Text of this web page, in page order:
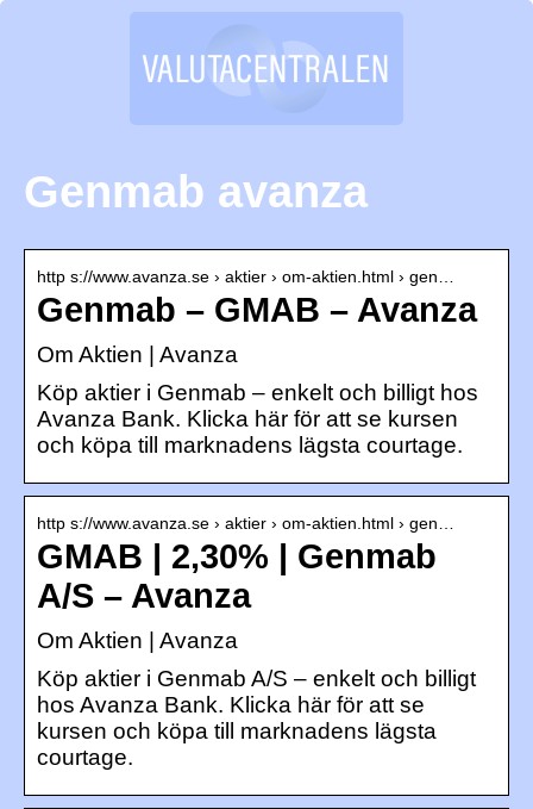
Genmab avanza
http s://www.avanza.se › aktier › om-aktien.html › gen…
Genmab – GMAB – Avanza
Om Aktien | Avanza
Köp aktier i Genmab – enkelt och billigt hos
Avanza Bank. Klicka här för att se kursen
och köpa till marknadens lägsta courtage.
http s://www.avanza.se › aktier › om-aktien.html › gen…
GMAB | 2,30% | Genmab
A/S – Avanza
Om Aktien | Avanza
Köp aktier i Genmab A/S – enkelt och billigt
hos Avanza Bank. Klicka här för att se
kursen och köpa till marknadens lägsta
courtage.